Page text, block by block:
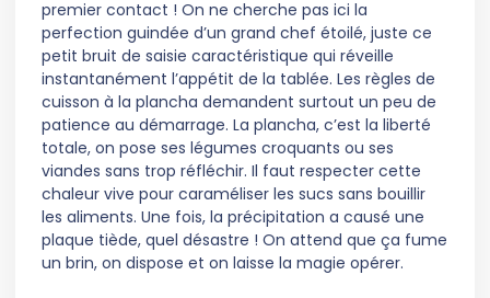
premier contact ! On ne cherche pas ici la
perfection guindée d’un grand chef étoilé, juste ce
petit bruit de saisie caractéristique qui réveille
instantanément l’appétit de la tablée. Les règles de
cuisson à la plancha demandent surtout un peu de
patience au démarrage. La plancha, c’est la liberté
totale, on pose ses légumes croquants ou ses
viandes sans trop réfléchir. Il faut respecter cette
chaleur vive pour caraméliser les sucs sans bouillir
les aliments. Une fois, la précipitation a causé une
plaque tiède, quel désastre ! On attend que ça fume
un brin, on dispose et on laisse la magie opérer.